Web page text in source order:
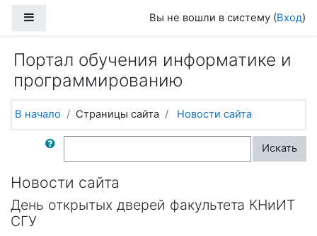
Вы не вошли в систему (Вход)
Портал обучения информатике и
программированию
В начало Страницы сайта Новости сайта
Поиск по форумам Искать
Новости сайта
День открытых дверей факультета КНиИТ
СГУ